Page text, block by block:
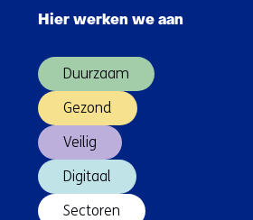
Hier werken we aan
Duurzaam
Gezond
Veilig
Digitaal
Sectoren